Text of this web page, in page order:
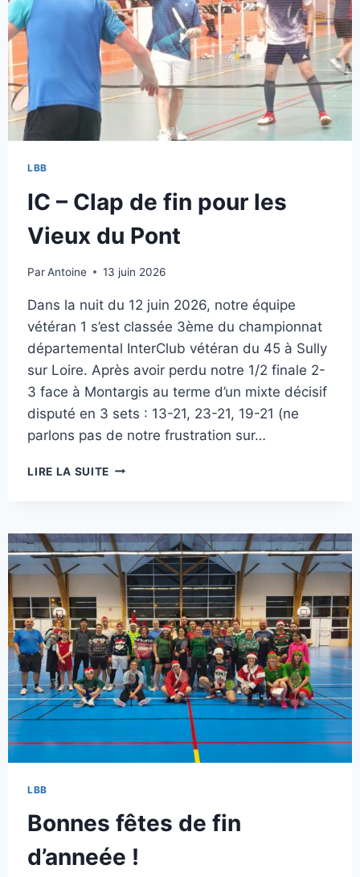
LBB
IC – Clap de fin pour les
Vieux du Pont
Par Antoine 13 juin 2026
Dans la nuit du 12 juin 2026, notre équipe
vétéran 1 s’est classée 3ème du championnat
départemental InterClub vétéran du 45 à Sully
sur Loire. Après avoir perdu notre 1/2 finale 2-
3 face à Montargis au terme d’un mixte décisif
disputé en 3 sets : 13-21, 23-21, 19-21 (ne
parlons pas de notre frustration sur…
LIRE LA SUITE IC
FIN
POUR
LES
VIEUX
DU
PONT
LBB
Bonnes fêtes de fin
d’anneée !